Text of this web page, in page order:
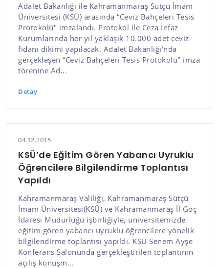
Adalet Bakanlığı ile Kahramanmaraş Sütçü İmam
Üniversitesi (KSÜ) arasında “Ceviz Bahçeleri Tesis
Protokolü" imzalandı. Protokol ile Ceza İnfaz
Kurumlarında her yıl yaklaşık 10.000 adet ceviz
fidanı dikimi yapılacak. Adalet Bakanlığı'nda
gerçekleşen “Ceviz Bahçeleri Tesis Protokolü" imza
törenine Ad...
Detay
04.12.2015
KSÜ’de Eğitim Gören Yabancı Uyruklu
Öğrencilere Bilgilendirme Toplantısı
Yapıldı
Kahramanmaraş Valiliği, Kahramanmaraş Sütçü
İmam Üniversitesi(KSÜ) ve Kahramanmaraş İl Göç
İdaresi Müdürlüğü işbirliğiyle, üniversitemizde
eğitim gören yabancı uyruklu öğrencilere yönelik
bilgilendirme toplantısı yapıldı. KSÜ Senem Ayşe
Konferans Salonunda gerçekleştirilen toplantının
açılış konuşm...